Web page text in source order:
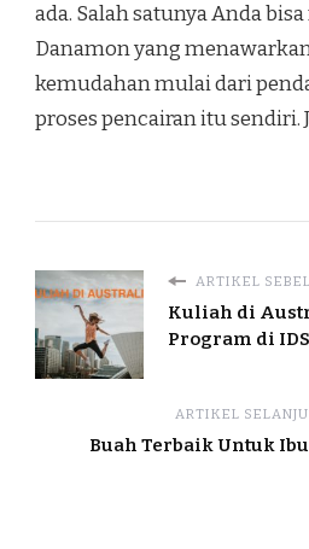
ada. Salah satunya Anda
Danamon yang
kemudahan mulai dari
proses pencairan itu sendiri.
ARTIKEL
Kuliah di
Program di IDS
ARTIKEL
Buah Terbaik Untuk